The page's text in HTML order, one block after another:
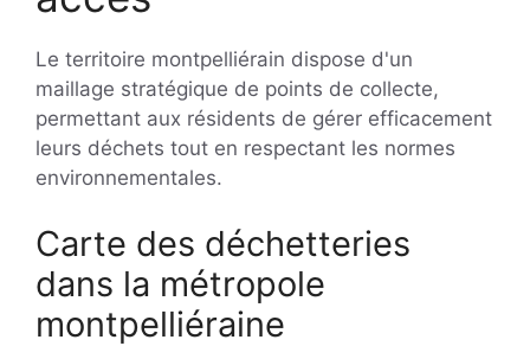
Le territoire montpelliérain dispose d'un
maillage stratégique de points de collecte,
permettant aux résidents de gérer efficacement
leurs déchets tout en respectant les normes
environnementales.
Carte des déchetteries
dans la métropole
montpelliéraine